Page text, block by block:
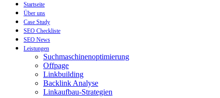
Startseite
Über uns
Case Study
SEO Checkliste
SEO News
Leistungen
Suchmaschinenoptimierung
Offpage
Linkbuilding
Backlink Analyse
Linkaufbau-Strategien